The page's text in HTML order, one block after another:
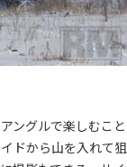
ングルで楽しむこと
ドから山を入れて狙